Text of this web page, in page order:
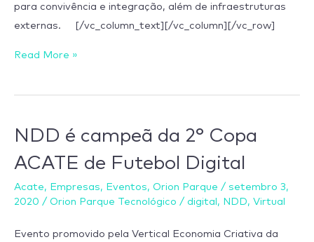
para convivência e integração, além de infraestruturas
externas. [/vc_column_text][/vc_column][/vc_row]
Read More »
NDD é campeã da 2° Copa
ACATE de Futebol Digital
Acate, Empresas, Eventos, Orion Parque / setembro 3,
2020 / Orion Parque Tecnológico / digital , NDD, Virtual
Evento promovido pela Vertical Economia Criativa da
NDD
campeã
da
2°